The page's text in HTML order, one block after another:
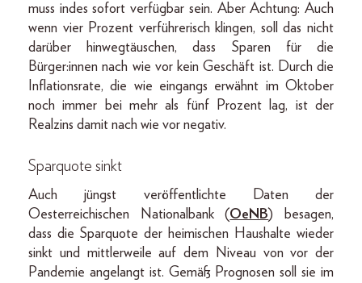
muss indes sofort verfügbar sein. Aber Achtung: Auch
wenn vier Prozent verführerisch klingen, soll das nicht
darüber hinwegtäuschen, dass Sparen für die
Bürger:innen nach wie vor kein Geschäft ist. Durch die
Inflationsrate, die wie eingangs erwähnt im Oktober
noch immer bei mehr als fünf Prozent lag, ist der
Realzins damit nach wie vor negativ.
Sparquote sinkt
Auch jüngst veröffentlichte Daten der
Oesterreichischen Nationalbank (OeNB) besagen,
dass die Sparquote der heimischen Haushalte wieder
sinkt und mittlerweile auf dem Niveau von vor der
Pandemie angelangt ist. Gemäß Prognosen soll sie im